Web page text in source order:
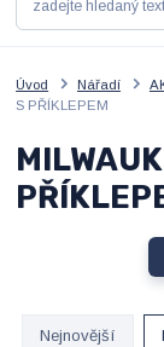
Úvod Nářadí
S PŘÍKLEPEM
Nejnovější